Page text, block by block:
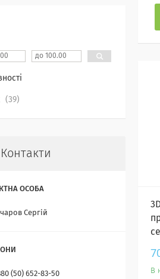
В
39
Контакти
Сергій
(50) 652-83-50